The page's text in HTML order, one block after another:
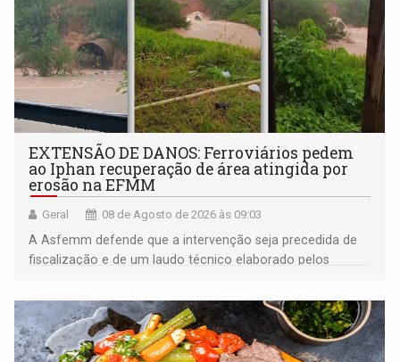
EXTENSÃO DE DANOS: Ferroviários pedem
ao Iphan recuperação de área atingida por
erosão na EFMM
Geral 08 de Agosto de 2026 às 09:03
A Asfemm defende que a intervenção seja precedida de
fiscalização e de um laudo técnico elaborado pelos